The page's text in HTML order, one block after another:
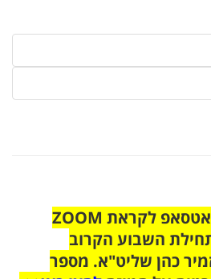
הצטרפו לקבוצת הוואטסאפ לקראת ZOOM
השבוע הקרוב
כהן שליט"א. מספר